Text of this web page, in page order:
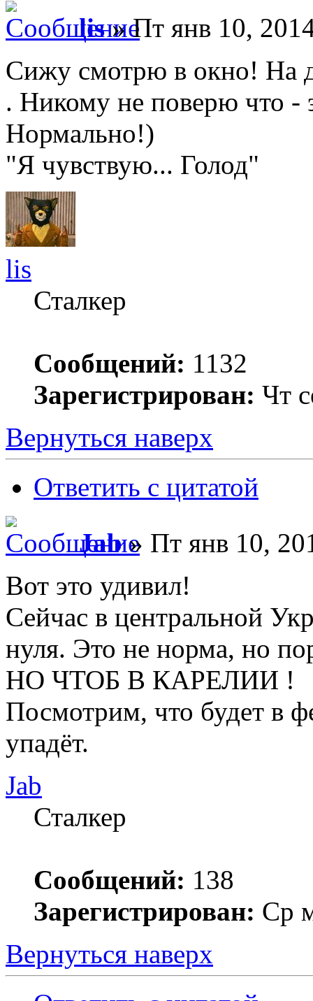
lis» Пт янв 10,
Сижу смотрю в окно! На
. Никому не поверю что -
Нормально!)
"Я чувствую... Голод"
lis
Сталкер
Сообщений: 1132
Зарегистрирован: Чт
Вернуться наверх
Ответить с цитатой
Jab» Пт янв 10,
Вот это удивил!
Сейчас в центральной
нуля. Это не норма, но
НО ЧТОБ В КАРЕЛИИ !
Посмотрим, что будет в
упадёт.
Jab
Сталкер
Сообщений: 138
Зарегистрирован: Ср
Вернуться наверх